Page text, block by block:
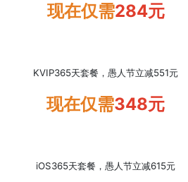
现在仅需284元
KVIP365天套餐，愚人节立减551元
现在仅需348元
iOS365天套餐，愚人节立减615元